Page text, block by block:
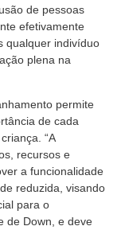
de pessoas
efetivamente
qualquer indivíduo
plena na
permite
de cada
“A
recursos e
a funcionalidade
reduzida, visando
para o
de Down, e deve